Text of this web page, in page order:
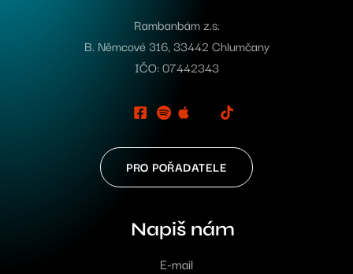
Rambanbám z.s.
B. Němcové 316, 33442 Chlumčany
IČO: 07442343
PRO POŘADATELE
Napiš nám
E-mail